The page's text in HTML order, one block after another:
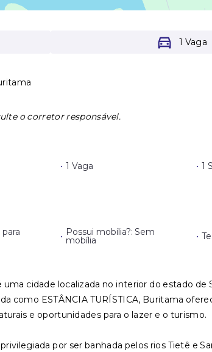
1 Vaga
o corretor responsável.
• 1 Vaga • 1
• Possui mobília?: Sem
mobília •
uma cidade localizada no interior do estado de
como ESTÂNCIA TURÍSTICA, Buritama
e oportunidades para o lazer e o turismo.
por ser banhada pelos rios Tietê e